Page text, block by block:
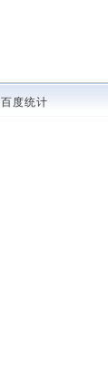
百度统计